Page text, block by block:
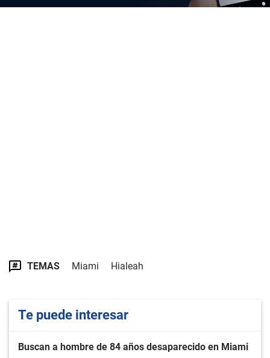
TEMAS Miami Hialeah
Te puede interesar
Buscan a hombre de 84 años desaparecido en Miami